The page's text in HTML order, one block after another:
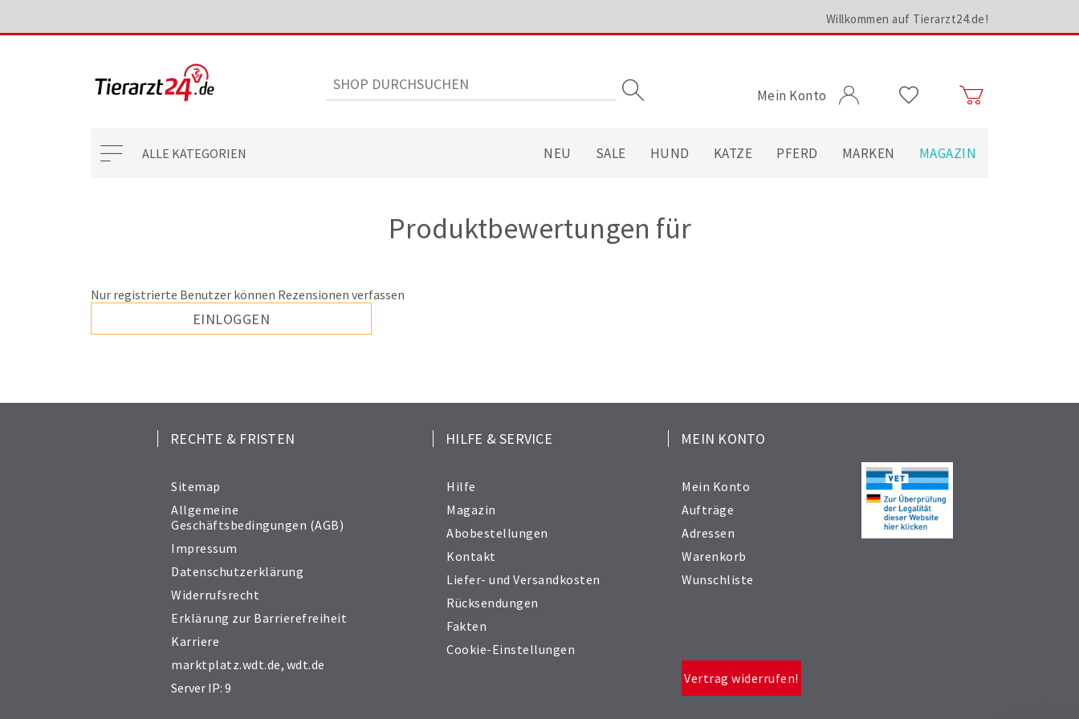
Willkommen auf Tierarzt24.de!
Mein Konto
ALLE KATEGORIEN NEU SALE HUND KATZE PFERD MARKEN MAGAZIN
Produktbewertungen für
Nur registrierte Benutzer können Rezensionen verfassen
EINLOGGEN
RECHTE & FRISTEN
Sitemap
Allgemeine
Geschäftsbedingungen (AGB)
Impressum
Datenschutzerklärung
Widerrufsrecht
Erklärung zur Barrierefreiheit
Karriere
marktplatz.wdt.de, wdt.de
Server IP: 9
HILFE & SERVICE
Hilfe
Magazin
Abobestellungen
Kontakt
Liefer- und Versandkosten
Rücksendungen
Fakten
Cookie-Einstellungen
MEIN KONTO
Mein Konto
Aufträge
Adressen
Warenkorb
Wunschliste
Vertrag widerrufen!